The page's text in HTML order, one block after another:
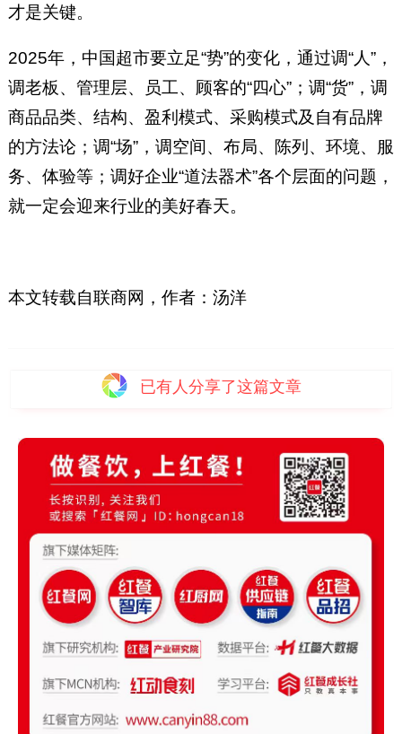
才是关键。
2025年，中国超市要立足“势”的变化，通过调“人”，
调老板、管理层、员工、顾客的“四心”；调“货”，调
商品品类、结构、盈利模式、采购模式及自有品牌
的方法论；调“场”，调空间、布局、陈列、环境、服
务、体验等；调好企业“道法器术”各个层面的问题，
就一定会迎来行业的美好春天。
本文转载自联商网，作者：汤洋
已有人分享了这篇文章